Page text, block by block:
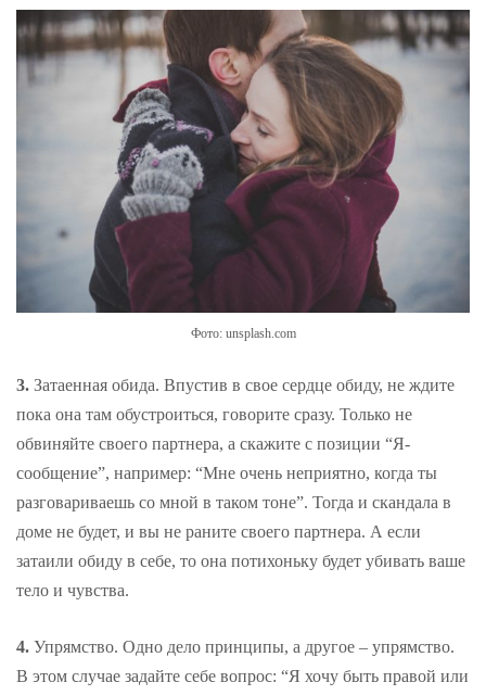
Фото: unsplash.com
3. Затаенная обида. Впустив в свое сердце обиду, не ждите
пока она там обустроиться, говорите сразу. Только не
обвиняйте своего партнера, а скажите с позиции “Я-
сообщение”, например: “Мне очень неприятно, когда ты
разговариваешь со мной в таком тоне”. Тогда и скандала в
доме не будет, и вы не раните своего партнера. А если
затаили обиду в себе, то она потихоньку будет убивать ваше
тело и чувства.
4. Упрямство. Одно дело принципы, а другое – упрямство.
В этом случае задайте себе вопрос: “Я хочу быть правой или